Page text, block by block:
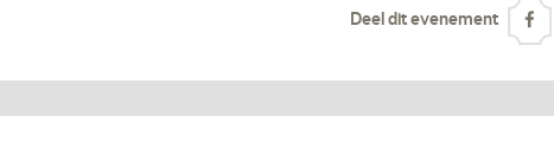
Deel dit evenement